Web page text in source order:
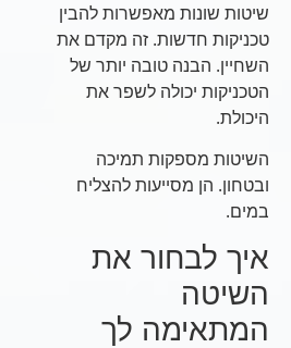
שיטות שונות מאפשרות להבין
טכניקות חדשות. זה מקדם את
השחיין. הבנה טובה יותר של
הטכניקות יכולה לשפר את
היכולת.
השיטות מספקות תמיכה
ובטחון. הן מסייעות להצליח
במים.
איך לבחור את
השיטה
המתאימה לך